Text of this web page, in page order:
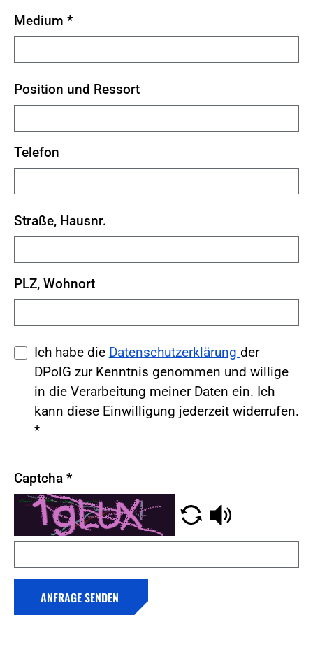
Medium *
Position und Ressort
Telefon
Straße, Hausnr.
PLZ, Wohnort
Ich habe die Datenschutzerklärung der
DPolG zur Kenntnis genommen und willige
in die Verarbeitung meiner Daten ein. Ich
kann diese Einwilligung jederzeit widerrufen.
*
Captcha *
ANFRAGE SENDEN